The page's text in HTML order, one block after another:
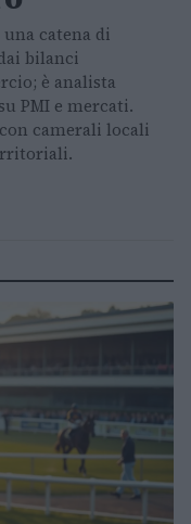
catena di
bilanci
è analista
PMI e mercati.
camerali locali